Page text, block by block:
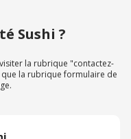
Sushi ?
visiter la rubrique "contactez-
que la rubrique formulaire de